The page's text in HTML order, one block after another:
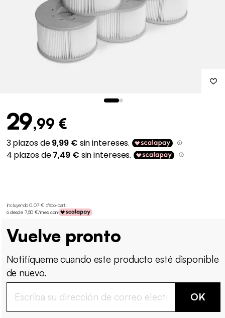
29,99 €
Incluyendo 0,07 € d'éco-part.
o desde 7,50 €/mes con
Vuelve pronto
Notifíqueme cuando este producto esté disponible
de nuevo.
OK